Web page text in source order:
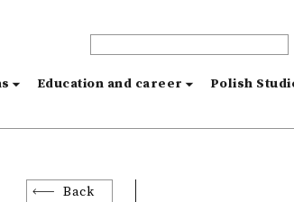
Education and career Polish
Back